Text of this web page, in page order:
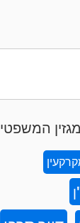
המשפטי